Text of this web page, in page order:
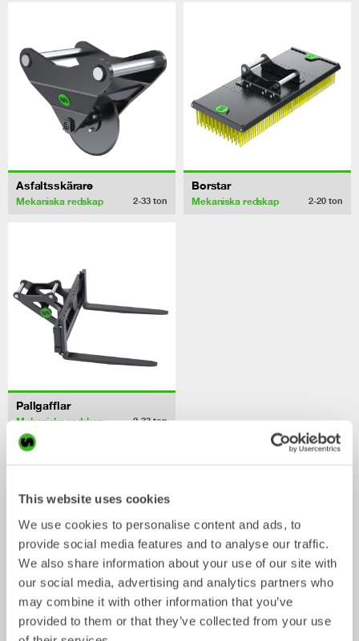
This website uses cookies
We use cookies to personalise content and ads, to
provide social media features and to analyse our traffic.
We also share information about your use of our site with
our social media, advertising and analytics partners who
may combine it with other information that you’ve
provided to them or that they’ve collected from your use
Asfaltsskärare
Mekaniska redskap 2-33 ton
Borstar
Mekaniska redskap 2-20 ton
Pallgafflar
Mekaniska redskap 2-33ton